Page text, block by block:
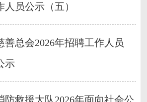
员公示（五）
善总会2026年招聘工作人员
示
防救援大队2026年面向社会公